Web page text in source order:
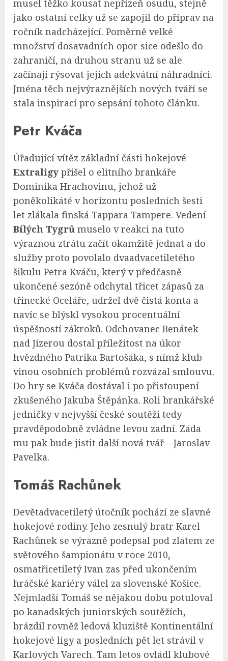
musel těžko kousat nepřízeň osudu, stejně
jako ostatní celky už se zapojil do příprav na
ročník nadcházející. Poměrně velké
množství dosavadních opor sice odešlo do
zahraničí, na druhou stranu už se ale
začínají rýsovat jejich adekvátní náhradníci.
Jména těch nejvýraznějších nových tváří se
stala inspirací pro sepsání tohoto článku.
Petr Kváča
Úřadující vítěz základní části hokejové
Extraligy přišel o elitního brankáře
Dominika Hrachovinu, jehož už
poněkolikáté v horizontu posledních šesti
let zlákala finská Tappara Tampere. Vedení
Bílých Tygrů muselo v reakci na tuto
výraznou ztrátu začít okamžitě jednat a do
služby proto povolalo dvaadvacetiletého
šikulu Petra Kváču, který v předčasně
ukončené sezóně odchytal třicet zápasů za
třinecké Oceláře, udržel dvě čistá konta a
navíc se blýskl vysokou procentuální
úspěšností zákroků. Odchovanec Benátek
nad Jizerou dostal příležitost na úkor
hvězdného Patrika Bartošáka, s nímž klub
vinou osobních problémů rozvázal smlouvu.
Do hry se Kváča dostával i po přistoupení
zkušeného Jakuba Štěpánka. Roli brankářské
jedničky v nejvyšší české soutěži tedy
pravděpodobně zvládne levou zadní. Záda
mu pak bude jistit další nová tvář – Jaroslav
Pavelka.
Tomáš Rachůnek
Devětadvacetiletý útočník pochází ze slavné
hokejové rodiny. Jeho zesnulý bratr Karel
Rachůnek se výrazně podepsal pod zlatem ze
světového šampionátu v roce 2010,
osmatřicetiletý Ivan zas před ukončením
hráčské kariéry válel za slovenské Košice.
Nejmladší Tomáš se nějakou dobu potuloval
po kanadských juniorských soutěžích,
brázdil rovněž ledová kluziště Kontinentální
hokejové ligy a posledních pět let strávil v
Karlových Varech. Tam letos ovládl klubové